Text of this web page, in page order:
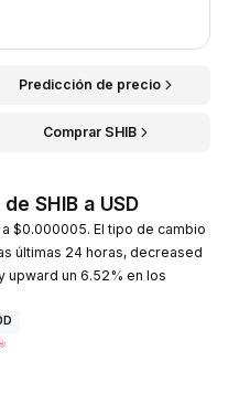
Predicción de precio
Comprar SHIB
SHIB a USD
$0.000005. El tipo de cambio
últimas 24 horas, decreased
upward un 6.52% en los